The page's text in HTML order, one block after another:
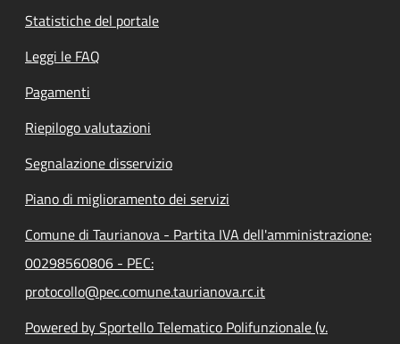
Statistiche del portale
Leggi le FAQ
Pagamenti
Riepilogo valutazioni
Segnalazione disservizio
Piano di miglioramento dei servizi
Comune di Taurianova - Partita IVA dell'amministrazione:
00298560806 - PEC:
protocollo@pec.comune.taurianova.rc.it
Powered by Sportello Telematico Polifunzionale (v.